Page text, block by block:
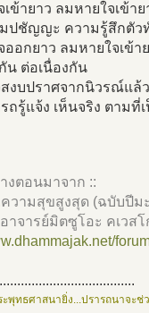
ข้ายาว ลมหายใจเข้าย
ปชัญญะ ความรู้สึกตัว
ออกยาว ลมหายใจเข้า
น ต่อเนื่องกัน
สงบปราศจากนิวรณ์แล้ว
ถรู้แจ้ง เห็นจริง ตามที่
งตอนมาจาก ::
วามสุขสูงสุด (ฉบับปีม
าจารย์มิตซูโอะ คเวสโ
พุทธศาสนายิ่ง...ปรารถนาจะ